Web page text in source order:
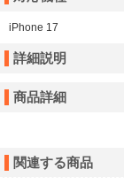
iPhone 17
詳細説明
商品詳細
関連する商品